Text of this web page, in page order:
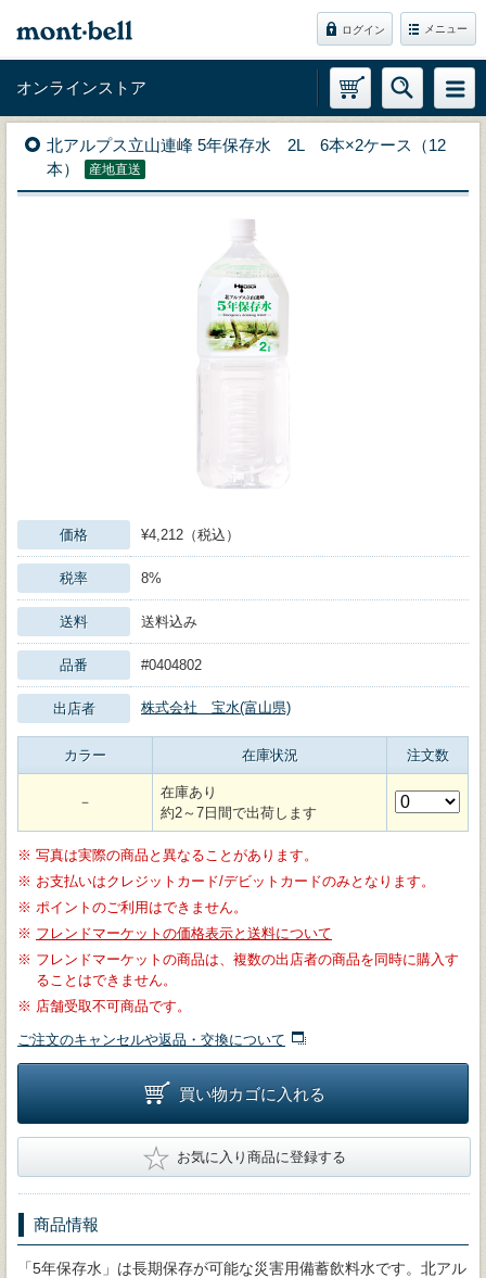
ログイン メニュー
オンラインストア
北アルプス立山連峰 5年保存水 2L 6本×2ケース（12
本）
産地直送
価格 ¥4,212（税込）
税率 8%
送料 送料込み
品番 #0404802
出店者 株式会社 宝水(富山県)
カラー 在庫状況 注文数
－
在庫あり
約2～7日間で出荷します
※ 写真は実際の商品と異なることがあります。
※ お支払いはクレジットカード/デビットカードのみとなります。
※ ポイントのご利用はできません。
※ フレンドマーケットの価格表示と送料について
※ フレンドマーケットの商品は、複数の出店者の商品を同時に購入す
ることはできません。
※ 店舗受取不可商品です。
ご注文のキャンセルや返品・交換について
買い物カゴに入れる
★ お気に入り商品に登録する
商品情報
「5年保存水」は長期保存が可能な災害用備蓄飲料水です。北アル